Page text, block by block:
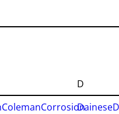
ColemanCorrosion
D
Dainese